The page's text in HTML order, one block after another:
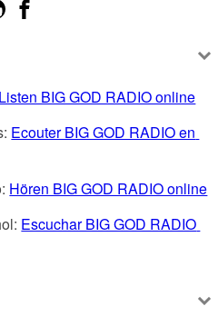
Listen BIG GOD RADIO online
Ecouter BIG GOD RADIO en
Hören BIG GOD RADIO online
Escuchar BIG GOD RADIO